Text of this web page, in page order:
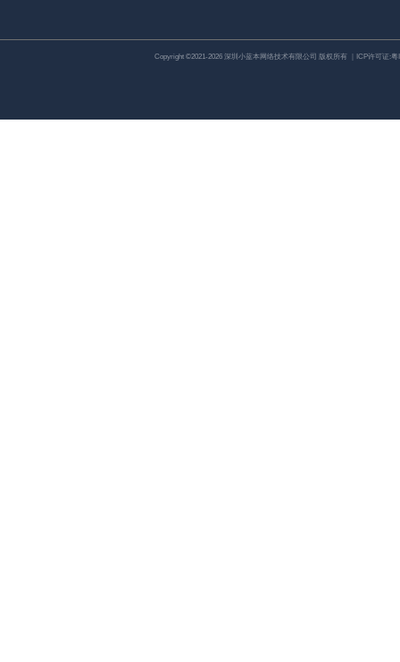
Copyright ©2021-2026 深圳小蓝本网络技术有限公司 版权所有 ｜ICP许可证:粤